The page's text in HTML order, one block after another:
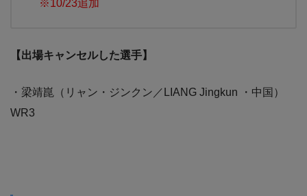
※10/23追加
【出場キャンセルした選手】
・梁靖崑（リャン・ジンクン／LIANG Jingkun ・中国）
WR3